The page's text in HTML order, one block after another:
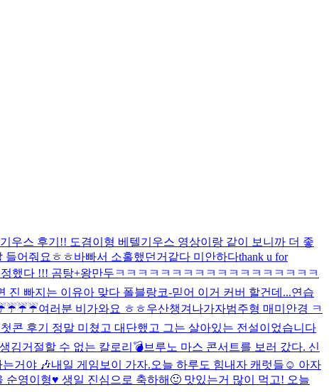
우스 후기!! 도겸이형 베텔기우스 영상이랑 같이 보니까 더 좋
들어줘요ㅎㅎ바빠서 소홀했던거같다 미안하다thank u for
했다 !!! 곰탕+왕만두 ㅋㅋㅋㅋㅋㅋㅋㅋㅋㅋㅋㅋㅋㅋㅋㅋㅋㅋ
진 빠지는 이유아 맞다 폴블랑코-믿어 이거 커버 할건데...연습
여러분 비가와요 ㅎㅎ우산챙겨나가자범주형 매미안경 ㅋ
콘 후기 정말 미쳤고 대단했고 그는 살아있는 전설이었습니다
김거절할 수 없는 칼로리💣브루노 마스 콘서트를 보러 갔다. 신
거야 🎶내일 게임보이 가자.오늘 하루도 힘내자 캐럿들☺️ 아자
순영이형♥️ 생일 진심으로 축하해🙂 맛있는거 많이 먹고! 오늘